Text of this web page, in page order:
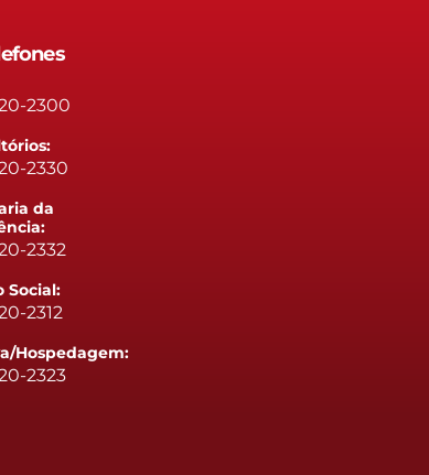
2300
2330
da
2332
Social:
2312
Hospedagem:
2323